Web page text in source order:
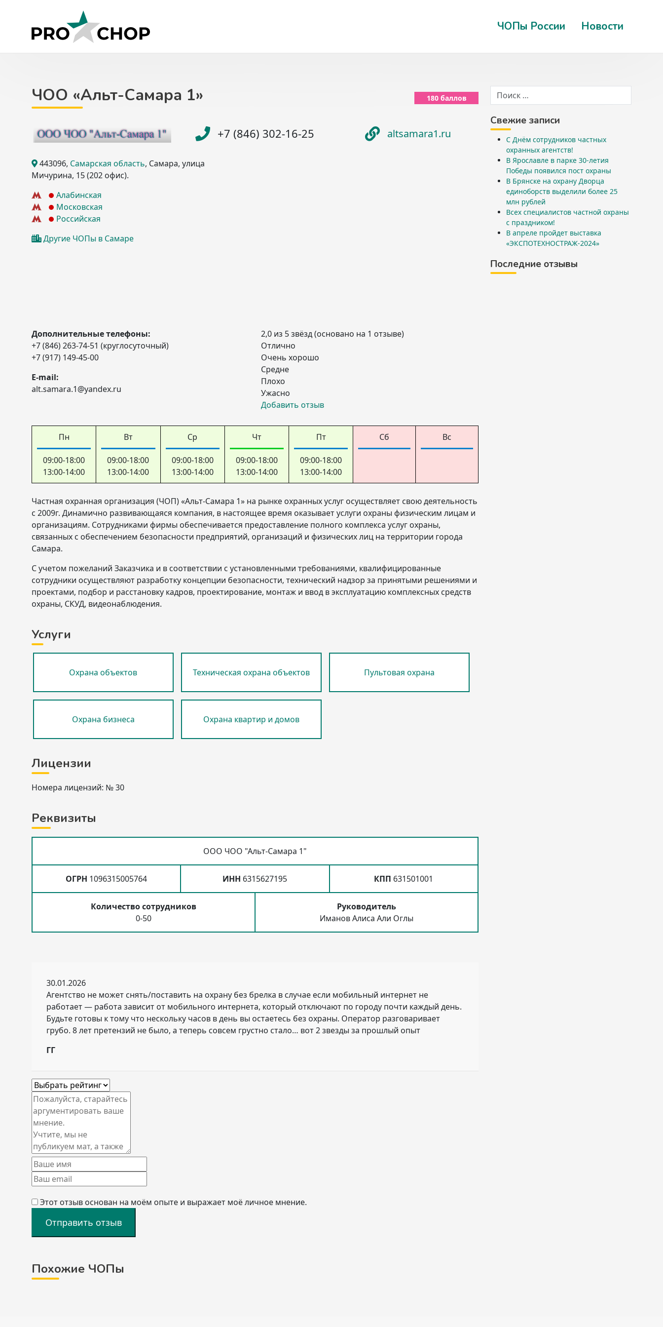
ЧОПы России Новости
ЧОО «Альт-Самара 1» 180 баллов
+7 (846) 302-16-25 altsamara1.ru
443096, Самарская область, Самара, улица
Мичурина, 15(202 офис).
Алабинская
Московская
Российская
Другие ЧОПы в Самаре
Дополнительные телефоны:
+7 (846) 263-74-51 (круглосуточный)
+7 (917) 149-45-00
E-mail:
alt.samara.1@yandex.ru
2,0 из 5 звёзд (основано на 1 отзыве)
Отлично
Очень хорошо
Средне
Плохо
Ужасно
Добавить отзыв
Пн
09:00-18:00
13:00-14:00
Вт
09:00-18:00
13:00-14:00
Ср
09:00-18:00
13:00-14:00
Чт
09:00-18:00
13:00-14:00
Пт
09:00-18:00
13:00-14:00
Сб Вс
Частная охранная организация (ЧОП) «Альт-Самара 1» на рынке охранных услуг осуществляет свою деятельность
с 2009г. Динамично развивающаяся компания, в настоящее время оказывает услуги охраны физическим лицам и
организациям. Сотрудниками фирмы обеспечивается предоставление полного комплекса услуг охраны,
связанных с обеспечением безопасности предприятий, организаций и физических лиц на территории города
Самара.
С учетом пожеланий Заказчика и в соответствии с установленными требованиями, квалифицированные
сотрудники осуществляют разработку концепции безопасности, технический надзор за принятыми решениями и
проектами, подбор и расстановку кадров, проектирование, монтаж и ввод в эксплуатацию комплексных средств
охраны, СКУД, видеонаблюдения.
Услуги
Охрана объектов Техническая охрана объектов Пультовая охрана
Охрана бизнеса Охрана квартир и домов
Лицензии
Номера лицензий: № 30
Реквизиты
ООО ЧОО "Альт-Самара 1"
ОГРН 1096315005764 ИНН 6315627195 КПП 631501001
Количество сотрудников
0-50
Руководитель
Иманов Алиса Али Оглы
30.01.2026
Агентство не может снять/поставить на охрану без брелка в случае если мобильный интернет не
работает — работа зависит от мобильного интернета, который отключают по городу почти каждый день.
Будьте готовы к тому что нескольку часов в день вы остаетесь без охраны. Оператор разговаривает
грубо. 8 лет претензий не было, а теперь совсем грустно стало… вот 2 звезды за прошлый опыт
ГГ
Этот отзыв основан на моём опыте и выражает моё личное мнение.
Отправить отзыв
Похожие ЧОПы
Свежие записи
С Днём сотрудников частных
охранных агентств!
В Ярославле в парке 30-летия
Победы появился пост охраны
В Брянске на охрану Дворца
единоборств выделили более 25
млн рублей
Всех специалистов частной охраны
с праздником!
В апреле пройдет выставка
«ЭКСПОТЕХНОСТРАЖ-2024»
Последние отзывы